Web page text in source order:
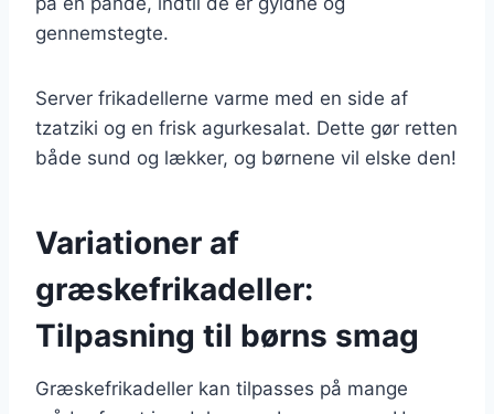
gennemstegte.
Server frikadellerne varme med en side af
tzatziki og en frisk agurkesalat. Dette gør retten
både sund og lækker, og børnene vil elske den!
Variationer af
græskefrikadeller:
Tilpasning til børns smag
Græskefrikadeller kan tilpasses på mange